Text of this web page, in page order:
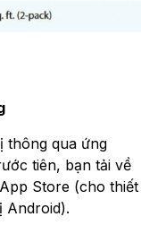
thông qua ứng
tiên, bạn tải về
Store (cho thiết
Android).